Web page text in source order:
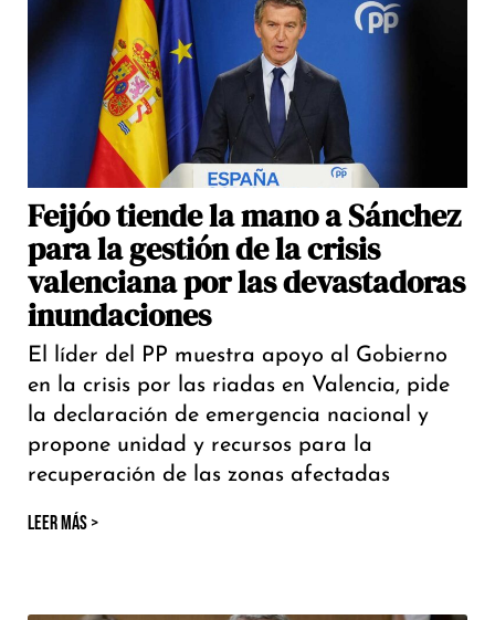
Feijóo tiende la mano a Sánchez
para la gestión de la crisis
valenciana por las devastadoras
inundaciones
El líder del PP muestra apoyo al Gobierno
en la crisis por las riadas en Valencia, pide
la declaración de emergencia nacional y
propone unidad y recursos para la
recuperación de las zonas afectadas
LEER MÁS >